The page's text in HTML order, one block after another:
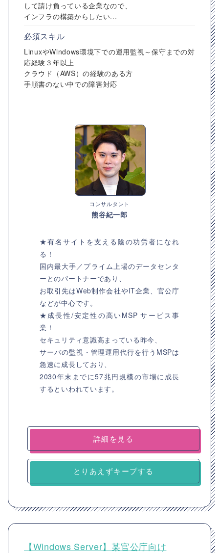
して請け負っている企業なので、
インフラの構築からしたい...
必須スキル
LinuxやWindows環境下での運用監視～保守までの対
応経験３年以上
クラウド（AWS）の経験のある方
手順書のない中での障害対応
コンサルタント
熊谷紀一郎
★有名サイトを支える陰の功労者になれ
る！
国内最大手／プライム上場のデータセンタ
ーとのパートナーであり、
お取引先はWeb制作会社やIT企業、官公庁
などが中心です。
★成長性/安定性の高いMSP サービス事
業！
セキュリティ意識高まっている昨今、
サーバの監視・管理運用代行を行うMSPは
急速に成長しており、
2030年末までに57兆円規模の市場に成長
するといわれています。
詳細を見る
とりあえずキープする
【Windows Server】某官公庁向け